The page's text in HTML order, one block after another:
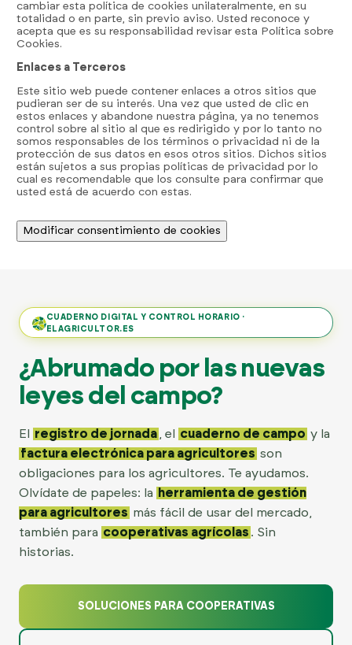
cambiar esta política de cookies unilateralmente, en su
totalidad o en parte, sin previo aviso. Usted reconoce y
acepta que es su responsabilidad revisar esta Política sobre
Cookies.
Enlaces a Terceros
Este sitio web puede contener enlaces a otros sitios que
pudieran ser de su interés. Una vez que usted de clic en
estos enlaces y abandone nuestra página, ya no tenemos
control sobre al sitio al que es redirigido y por lo tanto no
somos responsables de los términos o privacidad ni de la
protección de sus datos en esos otros sitios. Dichos sitios
están sujetos a sus propias políticas de privacidad por lo
cual es recomendable que los consulte para confirmar que
usted está de acuerdo con estas.
Modificar consentimiento de cookies
CUADERNO DIGITAL Y CONTROL HORARIO ·
ELAGRICULTOR.ES
¿Abrumado por las nuevas
leyes del campo?
El registro de jornada , el cuaderno de campo y la
factura electrónica para agricultores son
obligaciones para los agricultores. Te ayudamos.
Olvídate de papeles: la
herramienta de gestión
para agricultores más fácil de usar del mercado,
también para cooperativas agrícolas . Sin
historias.
SOLUCIONES PARA COOPERATIVAS